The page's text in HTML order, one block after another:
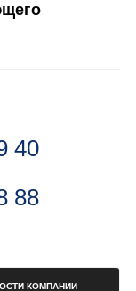
40
88
КОМПАНИИ